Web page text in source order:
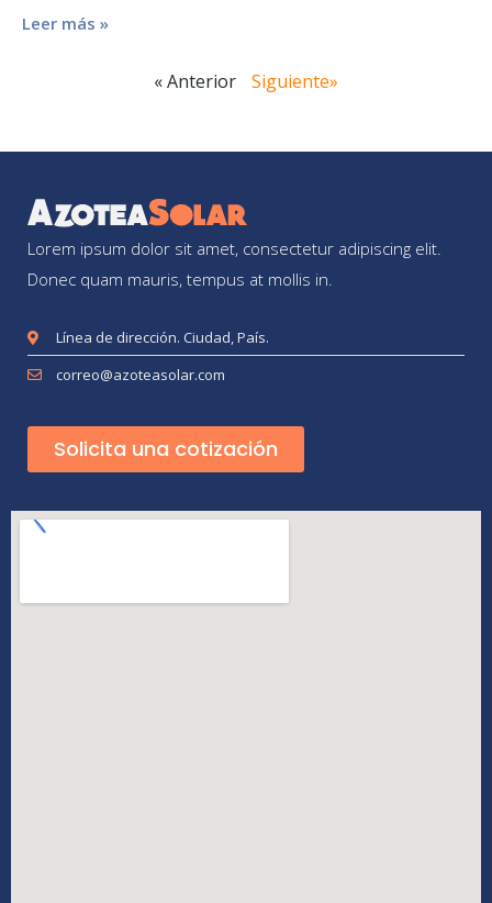
Leer más »
« Anterior Siguiente»
Lorem ipsum dolor sit amet, consectetur adipiscing elit.
Donec quam mauris, tempus at mollis in.
Línea de dirección. Ciudad, País.
correo@azoteasolar.com
Solicita una cotización